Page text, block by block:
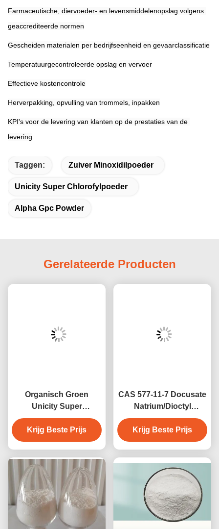
Farmaceutische, diervoeder- en levensmiddelenopslag volgens
geaccrediteerde normen
Gescheiden materialen per bedrijfseenheid en gevaarclassificatie
Temperatuurgecontroleerde opslag en vervoer
Effectieve kostencontrole
Herverpakking, opvulling van trommels, inpakken
KPI's voor de levering van klanten op de prestaties van de
levering
Taggen: Zuiver Minoxidilpoeder
Unicity Super Chlorofylpoeder
Alpha Gpc Powder
Gerelateerde Producten
Organisch Groen
Unicity Super
Chlorofylpoeder CAS
1406-65-1
Krijg Beste Prijs
CAS 577-11-7 Docusate
Natrium/Dioctyl
Sulfosuccinaat Natrium
Zoute DDS Wasachtige
Vaste stof
Krijg Beste Prijs